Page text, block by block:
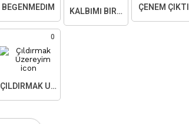
BEĞENMEDIM KALBIMI BIRAKTIMÇENEM ÇIKTI
0
ÇILDIRMAK ÜZEREYIM